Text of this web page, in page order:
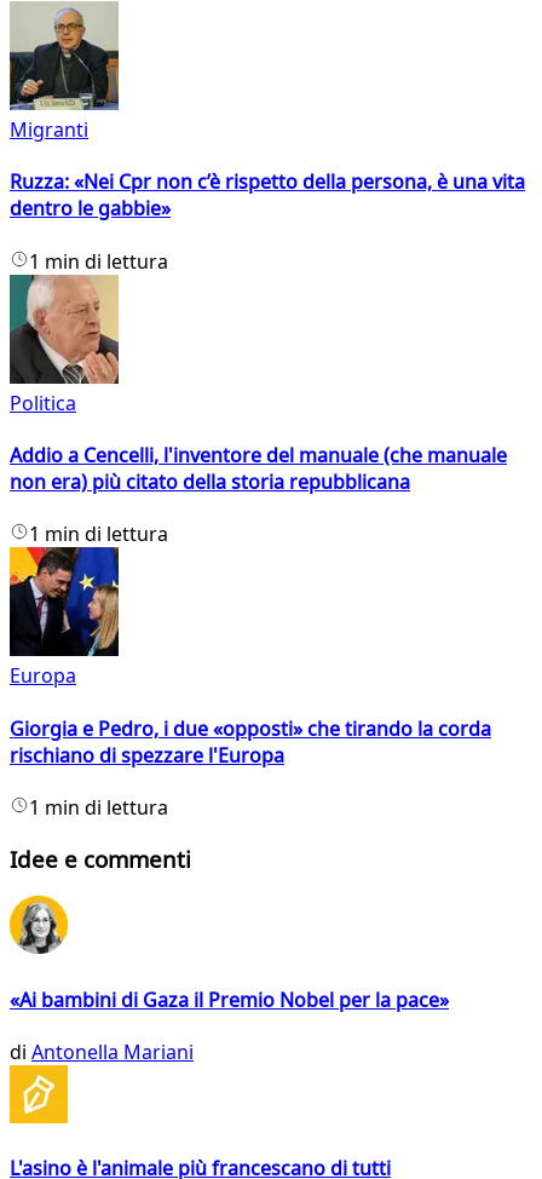
Migranti
Ruzza: «Nei Cpr non c’è rispetto della persona, è una vita
dentro le gabbie»
1 min di lettura
Politica
Addio a Cencelli, l'inventore del manuale (che manuale
non era) più citato della storia repubblicana
1 min di lettura
Europa
Giorgia e Pedro, i due «opposti» che tirando la corda
rischiano di spezzare l'Europa
1 min di lettura
Idee e commenti
«Ai bambini di Gaza il Premio Nobel per la pace»
di Antonella Mariani
L'asino è l'animale più francescano di tutti